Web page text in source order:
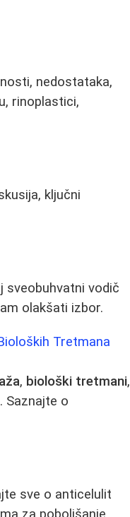
nedostataka,
rinoplastici,
ključni
sveobuhvatni vodič
olakšati izbor.
Tretmana
, biološki tretmani,
Saznajte o
sve o anticelulit